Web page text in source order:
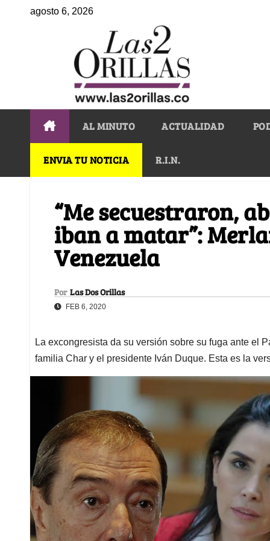
agosto 6, 2026
AL MINUTO ACTUALIDAD
ENVIA TU NOTICIA R.I.N.
“Me secuestraron,
iban a matar”:
Venezuela
Por Las Dos Orillas
FEB 6, 2020
La excongresista da su versión sobre su fuga ante el
familia Char y el presidente Iván Duque. Esta es la